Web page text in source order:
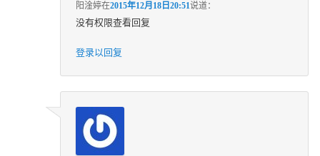
阳淦婷在2015年12月18日20:51说道：
没有权限查看回复
登录以回复